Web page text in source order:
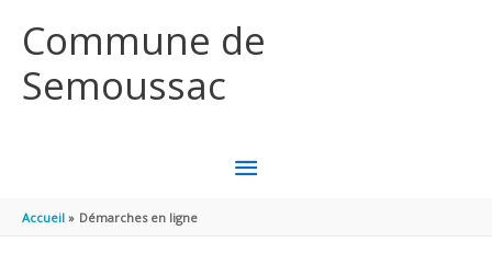
Commune de
Semoussac
MENU
Accueil Démarches en ligne